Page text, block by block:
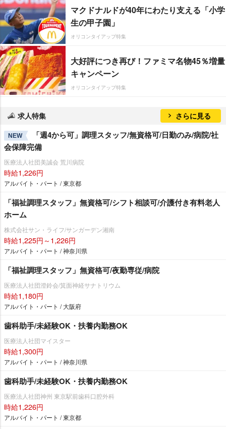
マクドナルドが40年にわたり支える「小学
生の甲子園」
オリコンタイアップ特集
大好評につき再び！ファミマ名物45％増量
キャンペーン
オリコンタイアップ特集
求人特集 さらに見る
NEW
「週4から可」調理スタッフ/無資格可/日勤のみ/病院/社
会保障完備
医療法人社団美誠会 荒川病院
時給1,226円
アルバイト・パート / 東京都
「福祉調理スタッフ」無資格可/シフト相談可/介護付き有料老人
ホーム
株式会社サン・ライフ/サンガーデン湘南
時給1,225円～1,226円
アルバイト・パート / 神奈川県
「福祉調理スタッフ」無資格可/夜勤専従/病院
医療法人社団澄鈴会/箕面神経サナトリウム
時給1,180円
アルバイト・パート / 大阪府
歯科助手/未経験OK・扶養内勤務OK
医療法人社団マイスター
時給1,300円
アルバイト・パート / 神奈川県
歯科助手/未経験OK・扶養内勤務OK
医療法人社団神州 東京駅前歯科口腔外科
時給1,226円
アルバイト・パート / 東京都